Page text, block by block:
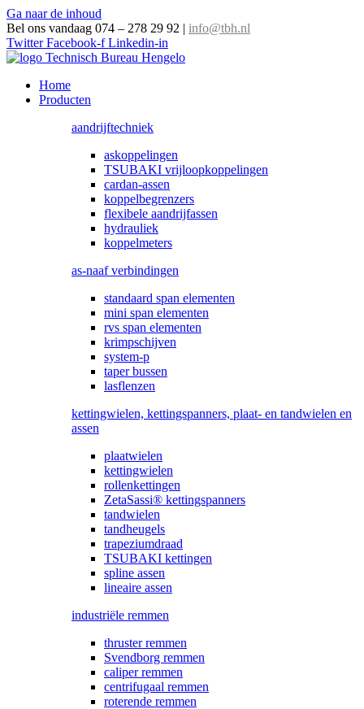
Ga naar de inhoud
Bel ons vandaag 074 – 278 29 92 | info@tbh.nl
Twitter Facebook-f Linkedin-in
Home
Producten
aandrijftechniek
askoppelingen
TSUBAKI vrijloopkoppelingen
cardan-assen
koppelbegrenzers
flexibele aandrijfassen
hydrauliek
koppelmeters
as-naaf verbindingen
standaard span elementen
mini span elementen
rvs span elementen
krimpschijven
system-p
taper bussen
lasflenzen
kettingwielen, kettingspanners, plaat- en tandwielen en
assen
plaatwielen
kettingwielen
rollenkettingen
ZetaSassi® kettingspanners
tandwielen
tandheugels
trapeziumdraad
TSUBAKI kettingen
spline assen
lineaire assen
industriële remmen
thruster remmen
Svendborg remmen
caliper remmen
centrifugaal remmen
roterende remmen